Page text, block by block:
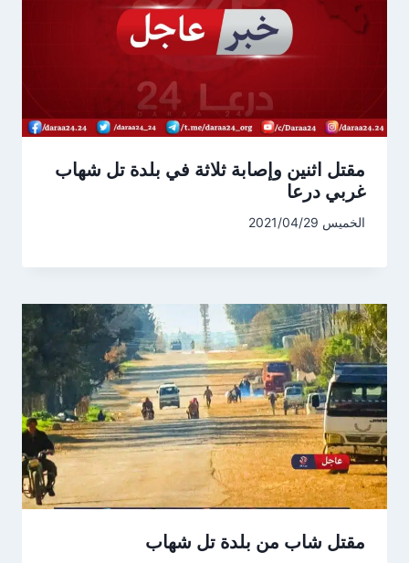
مقتل اثنين وإصابة ثلاثة في بلدة تل شهاب
غربي درعا
الخميس 2021/04/29
مقتل شاب من بلدة تل شهاب